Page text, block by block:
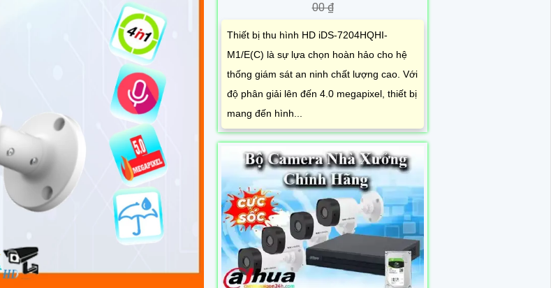
00 ₫
Thiết bị thu hình HD iDS-7204HQHI-
M1/E(C) là sự lựa chọn hoàn hảo cho hệ
thống giám sát an ninh chất lượng cao. Với
độ phân giải lên đến 4.0 megapixel, thiết bị
mang đến hình...